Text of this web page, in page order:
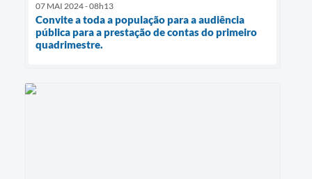
07 MAI 2024 - 08h13
Convite a toda a população para a audiência
pública para a prestação de contas do primeiro
quadrimestre.